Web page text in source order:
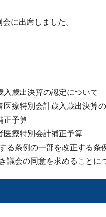
に出席しました。
歳出決算の認定について
療特別会計歳入歳出決算
正予算
医療特別会計補正予算
る条例の一部を改正する条
議会の同意を求めることに